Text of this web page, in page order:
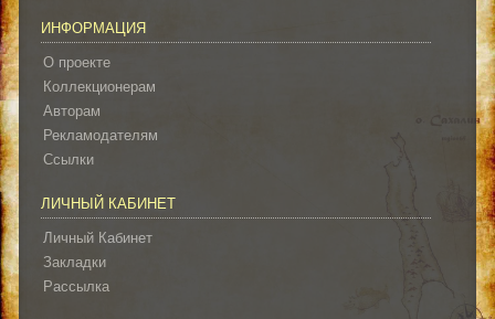
ИНФОРМАЦИЯ
О проекте
Коллекционерам
Авторам
Рекламодателям
Ссылки
ЛИЧНЫЙ КАБИНЕТ
Личный Кабинет
Закладки
Рассылка